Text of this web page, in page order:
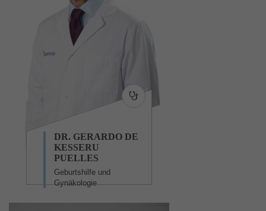
DR. GERARDO DE
KESSERU
PUELLES
Geburtshilfe und
Gynäkologie